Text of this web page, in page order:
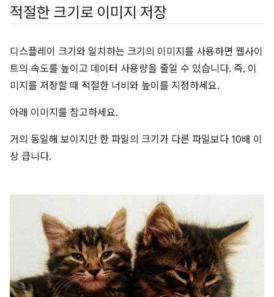
적절한 크기로 이미지 저장
디스플레이 크기와 일치하는 크기의 이미지를 사용하면 웹사이
트의 속도를 높이고 데이터 사용량을 줄일 수 있습니다. 즉, 이
미지를 저장할 때 적절한 너비와 높이를 지정하세요.
아래 이미지를 참고하세요.
거의 동일해 보이지만 한 파일의 크기가 다른 파일보다 10배 이
상 큽니다.